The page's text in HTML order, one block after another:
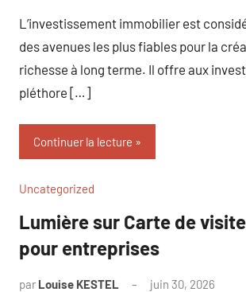
L’investissement immobilier est
des avenues les plus fiables pour la
richesse à long terme. Il offre aux
pléthore […]
Continuer la lecture
Uncategorized
Lumière sur Carte de
pour entreprises
par Louise KESTEL juin 30, 2026